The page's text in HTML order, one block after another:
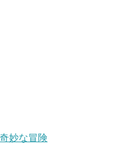
妙な冒険